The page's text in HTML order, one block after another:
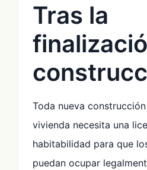
Tras la
Toda nueva
vivienda necesita una
habitabilidad para que
puedan ocupar